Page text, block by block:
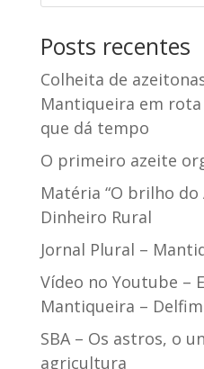
Posts recentes
Colheita de
Mantiqueira em
que dá tempo
O primeiro azeite
Matéria “O brilho
Dinheiro Rural
Jornal Plural –
Vídeo no Youtube –
Mantiqueira –
SBA – Os astros, o
agricultura